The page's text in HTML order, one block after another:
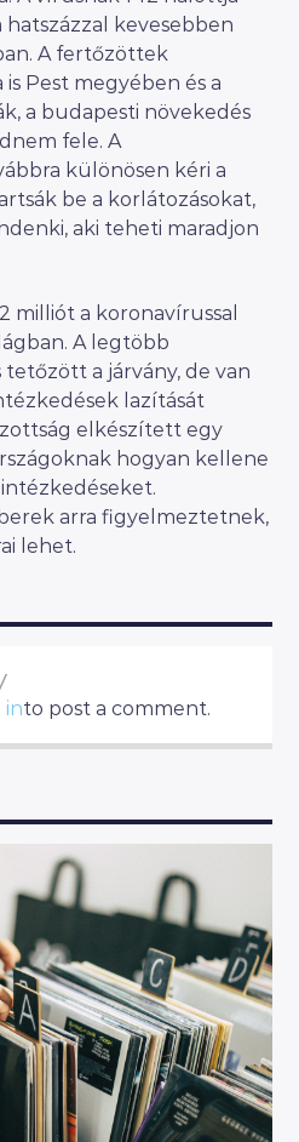
kevesebben
A fertőzöttek
Pest megyében és a
a budapesti növekedés
fele. A
különösen kéri a
be a korlátozásokat,
aki teheti maradjon
milliót a koronavírussal
A legtöbb
a járvány, de van
lazítását
elkészített egy
hogyan kellene
arra figyelmeztetnek,
lehet.
into post a comment.